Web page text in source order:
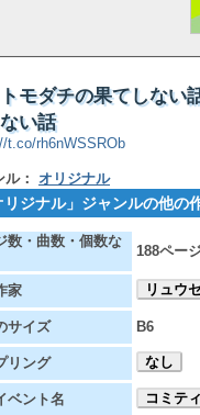
モダチの果てしない
い話
t.co/rh6nWSSROb
ル： オリジナル
リジナル」ジャンルの他の
数・曲数・個数な
188ペー
家 リュウ
サイズ B6
リング なし
ベント名 コミテ